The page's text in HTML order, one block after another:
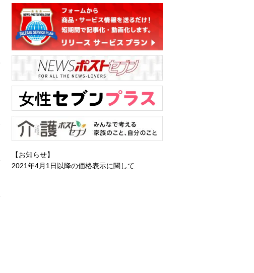
【お知らせ】
2021年4月1日以降の価格表示に関して